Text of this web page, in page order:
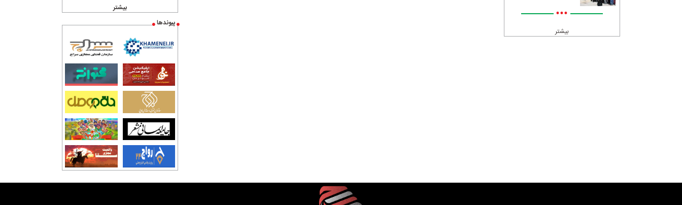
•••
بیشتر
بیشتر
پیوندها